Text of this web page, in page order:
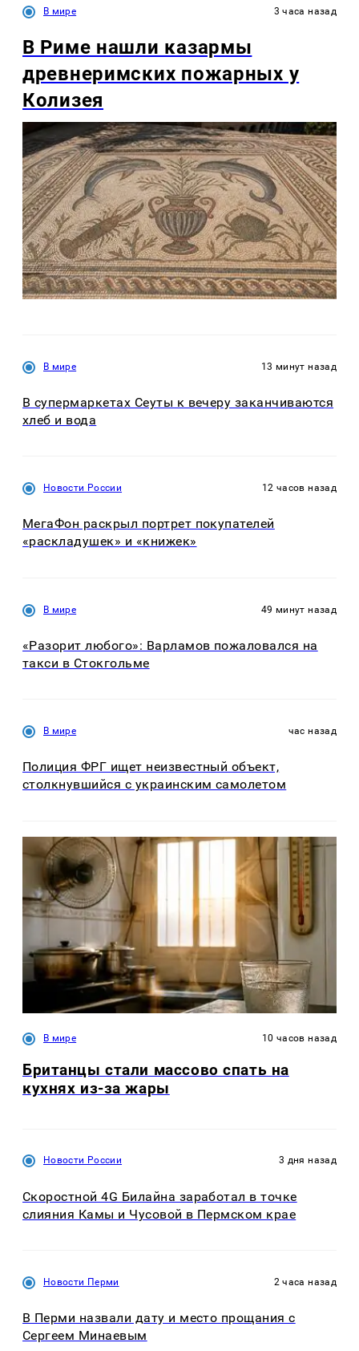
В мире 3 часа назад
В Риме нашли казармы
древнеримских пожарных у
Колизея
В мире 13 минут назад
В супермаркетах Сеуты к вечеру заканчиваются
хлеб и вода
Новости России 12 часов назад
МегаФон раскрыл портрет покупателей
«раскладушек» и «книжек»
В мире 49 минут назад
«Разорит любого»: Варламов пожаловался на
такси в Стокгольме
В мире час назад
Полиция ФРГ ищет неизвестный объект,
столкнувшийся с украинским самолетом
В мире 10 часов назад
Британцы стали массово спать на
кухнях из-за жары
Новости России 3 дня назад
Скоростной 4G Билайна заработал в точке
слияния Камы и Чусовой в Пермском крае
Новости Перми 2 часа назад
В Перми назвали дату и место прощания с
Сергеем Минаевым